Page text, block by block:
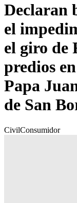
Declaran
el
el giro de
predios
Papa
de San
CivilConsumidor